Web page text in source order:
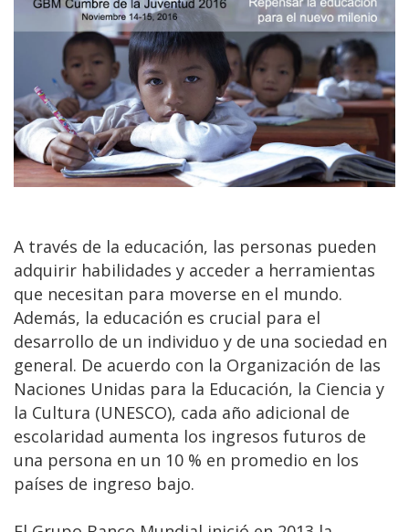
A través de la educación, las personas pueden
adquirir habilidades y acceder a herramientas
que necesitan para moverse en el mundo.
Además, la educación es crucial para el
desarrollo de un individuo y de una sociedad en
general. De acuerdo con la Organización de las
Naciones Unidas para la Educación, la Ciencia y
la Cultura (UNESCO), cada año adicional de
escolaridad aumenta los ingresos futuros de
una persona en un 10 % en promedio en los
países de ingreso bajo.